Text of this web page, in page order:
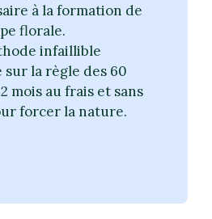
à la formation de
florale.
infaillible
sur la règle des 60
mois au frais et sans
forcer la nature.